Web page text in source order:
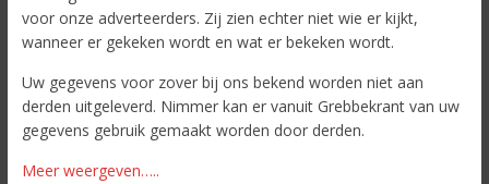
voor onze adverteerders. Zij zien echter niet wie er kijkt,
wanneer er gekeken wordt en wat er bekeken wordt.
Uw gegevens voor zover bij ons bekend worden niet aan
derden uitgeleverd. Nimmer kan er vanuit Grebbekrant van uw
gegevens gebruik gemaakt worden door derden.
Meer weergeven…..